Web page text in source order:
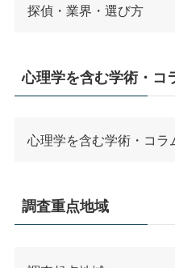
探偵・業界・選び方
心理学を含む学術・コ
心理学を含む学術・コラ
調査重点地域